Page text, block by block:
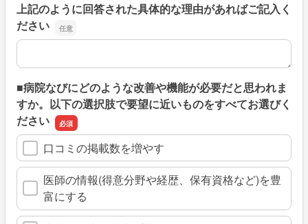
上記のように回答された具体的な理由があればご記入く
ださい
上記のように回答された具体的な理由があればご記入くだ
■病院なびにどのような改善や機能が必要だと思われま
すか。以下の選択肢で要望に近いものをすべてお選びく
ださい
口コミの掲載数を増やす
医師の情報(得意分野や経歴、保有資格など)を豊
富にする